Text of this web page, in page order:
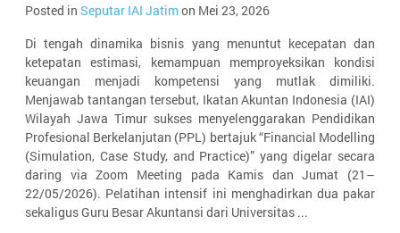
Posted in Seputar IAI Jatimon Mei 23, 2026
Di tengah dinamika bisnis yang menuntut kecepatan dan
ketepatan estimasi, kemampuan memproyeksikan kondisi
keuangan menjadi kompetensi yang mutlak dimiliki.
Menjawab tantangan tersebut, Ikatan Akuntan Indonesia (IAI)
Wilayah Jawa Timur sukses menyelenggarakan Pendidikan
Profesional Berkelanjutan (PPL) bertajuk “Financial Modelling
(Simulation, Case Study, and Practice)” yang digelar secara
daring via Zoom Meeting pada Kamis dan Jumat (21–
22/05/2026). Pelatihan intensif ini menghadirkan dua pakar
sekaligus Guru Besar Akuntansi dari Universitas ...